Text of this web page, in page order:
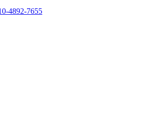
4892-7655